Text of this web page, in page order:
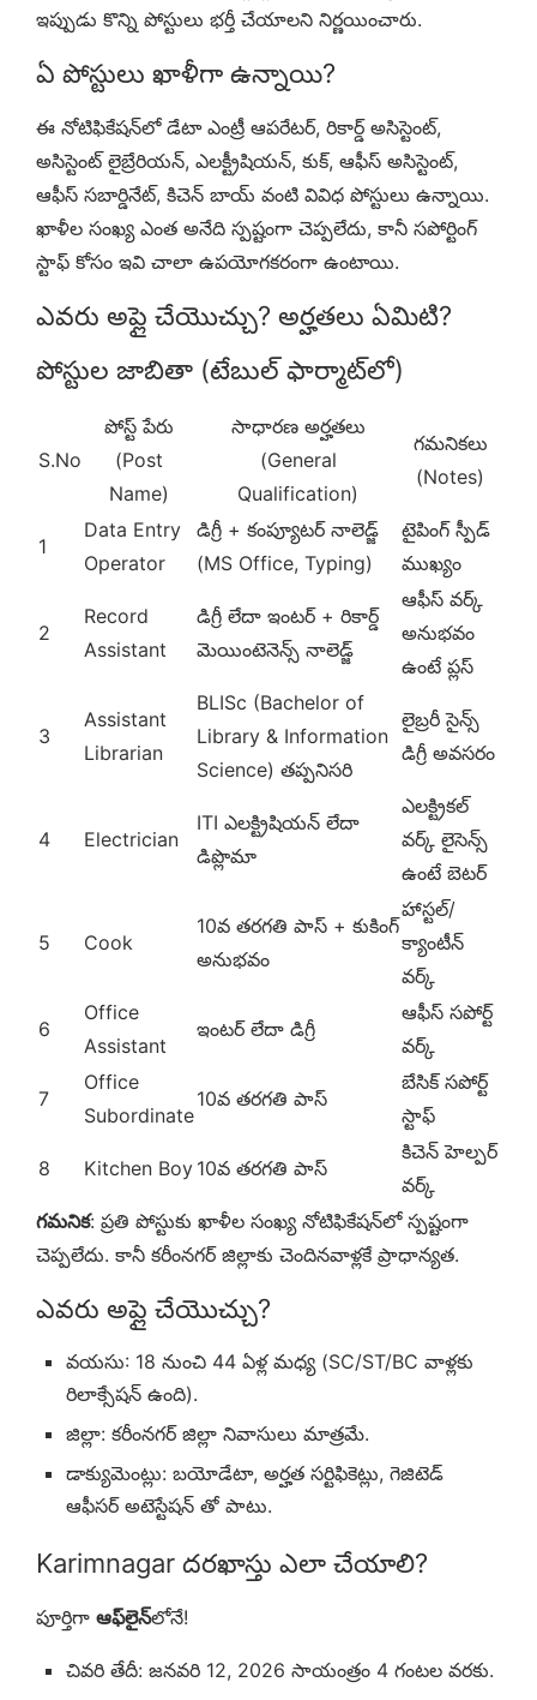
ఇప్పుడు కొన్ని పోస్టులు భర్తీ చేయాలని నిర్ణయించారు.
ఏ పోస్టులు ఖాళీగా ఉన్నాయి?
ఈ నోటిఫికేషన్‌లో డేటా ఎంట్రీ ఆపరేటర్, రికార్డ్ అసిస్టెంట్,
అసిస్టెంట్ లైబ్రేరియన్, ఎలక్ట్రీషియన్, కుక్, ఆఫీస్ అసిస్టెంట్,
ఆఫీస్ సబార్డినేట్, కిచెన్ బాయ్ వంటి వివిధ పోస్టులు ఉన్నాయి.
ఖాళీల సంఖ్య ఎంత అనేది స్పష్టంగా చెప్పలేదు, కానీ సపోర్టింగ్
స్టాఫ్ కోసం ఇవి చాలా ఉపయోగకరంగా ఉంటాయి.
ఎవరు అప్లై చేయొచ్చు? అర్హతలు ఏమిటి?
పోస్టుల జాబితా (టేబుల్ ఫార్మాట్‌లో)
S.No
పోస్ట్ పేరు
(Post
Name)
సాధారణ అర్హతలు
(General
Qualification)
గమనికలు
(Notes)
1
Data Entry
Operator
డిగ్రీ + కంప్యూటర్ నాలెడ్జ్
(MS Office, Typing)
టైపింగ్ స్పీడ్
ముఖ్యం
2
Record
Assistant
డిగ్రీ లేదా ఇంటర్ + రికార్డ్
మెయింటెనెన్స్ నాలెడ్జ్
ఆఫీస్ వర్క్
అనుభవం
ఉంటే ప్లస్
3
Assistant
Librarian
BLISc (Bachelor of
Library & Information
Science) తప్పనిసరి
లైబ్రరీ సైన్స్
డిగ్రీ అవసరం
4 Electrician
ITI ఎలక్ట్రిషియన్ లేదా
డిప్లొమా
ఎలక్ట్రికల్
వర్క్ లైసెన్స్
ఉంటే బెటర్
5 Cook
10వ తరగతి పాస్ + కుకింగ్
అనుభవం
హాస్టల్/
క్యాంటీన్
వర్క్
6
Office
Assistant
ఇంటర్ లేదా డిగ్రీ
ఆఫీస్ సపోర్ట్
వర్క్
7
Office
Subordinate
10వ తరగతి పాస్
బేసిక్ సపోర్ట్
స్టాఫ్
8 Kitchen Boy 10వ తరగతి పాస్
కిచెన్ హెల్పర్
వర్క్
గమనిక: ప్రతి పోస్టుకు ఖాళీల సంఖ్య నోటిఫికేషన్‌లో స్పష్టంగా
చెప్పలేదు. కానీ కరీంనగర్ జిల్లాకు చెందినవాళ్లకే ప్రాధాన్యత.
ఎవరు అప్లై చేయొచ్చు?
వయసు: 18 నుంచి 44 ఏళ్ల మధ్య (SC/ST/BC వాళ్లకు
రిలాక్సేషన్ ఉంది).
జిల్లా: కరీంనగర్ జిల్లా నివాసులు మాత్రమే.
డాక్యుమెంట్లు: బయోడేటా, అర్హత సర్టిఫికెట్లు, గెజిటెడ్
ఆఫీసర్ అటెస్టేషన్ తో పాటు.
Karimnagar దరఖాస్తు ఎలా చేయాలి?
పూర్తిగా ఆఫ్‌లైన్లోనే!
చివరి తేదీ: జనవరి 12, 2026 సాయంత్రం 4 గంటల వరకు.